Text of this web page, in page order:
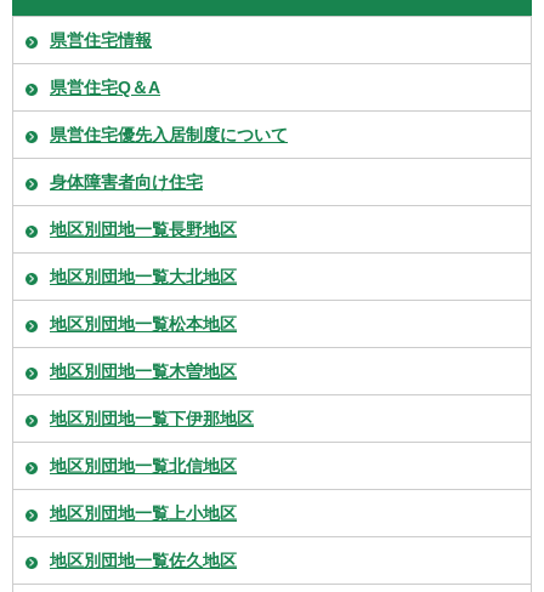
県営住宅情報
県営住宅Q＆A
県営住宅優先入居制度について
身体障害者向け住宅
地区別団地一覧長野地区
地区別団地一覧大北地区
地区別団地一覧松本地区
地区別団地一覧木曽地区
地区別団地一覧下伊那地区
地区別団地一覧北信地区
地区別団地一覧上小地区
地区別団地一覧佐久地区